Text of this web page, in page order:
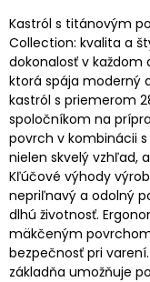
Kastról s titánovým
Collection: kvalita a
dokonalosť v každom
ktorá spája moderný
kastról s priemerom
spoločníkom na
povrch v kombinácii
nielen skvelý vzhľad,
Kľúčové výhody
nepriľnavý a odolný
dlhú životnosť.
mäkčeným
bezpečnosť pri
základňa umožňuje